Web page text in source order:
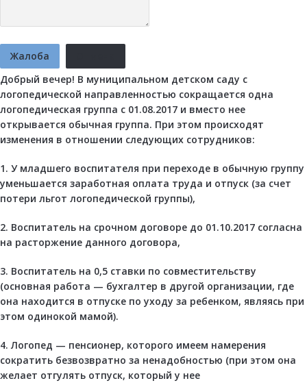
Жалоба
Добрый вечер! В муниципальном детском саду с
логопедической направленностью сокращается одна
логопедическая группа с 01.08.2017 и вместо нее
открывается обычная группа. При этом происходят
изменения в отношении следующих сотрудников:
1. У младшего воспитателя при переходе в обычную группу
уменьшается заработная оплата труда и отпуск (за счет
потери льгот логопедической группы),
2. Воспитатель на срочном договоре до 01.10.2017 согласна
на расторжение данного договора,
3. Воспитатель на 0,5 ставки по совместительству
(основная работа — бухгалтер в другой организации, где
она находится в отпуске по уходу за ребенком, являясь при
этом одинокой мамой).
4. Логопед — пенсионер, которого имеем намерения
сократить безвозвратно за ненадобностью (при этом она
желает отгулять отпуск, который у нее